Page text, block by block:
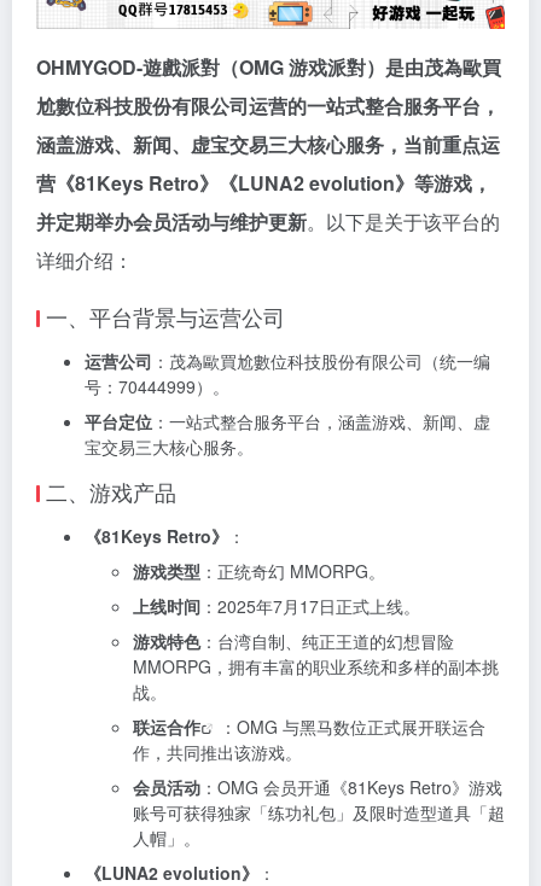
OHMYGOD-遊戲派對（OMG 游戏派對）是由茂為歐買
尬數位科技股份有限公司运营的一站式整合服务平台，
涵盖游戏、新闻、虚宝交易三大核心服务，当前重点运
营《81Keys Retro》《LUNA2 evolution》等游戏，
并定期举办会员活动与维护更新。以下是关于该平台的
详细介绍：
一、平台背景与运营公司
运营公司 ：茂為歐買尬數位科技股份有限公司（统一编
号：70444999）。
平台定位 ：一站式整合服务平台，涵盖游戏、新闻、虚
宝交易三大核心服务。
二、游戏产品
《81Keys Retro》
：
游戏类型 ：正统奇幻 MMORPG。
上线时间 ：2025年7月17日正式上线。
游戏特色：台湾自制、纯正王道的幻想冒险
MMORPG，拥有丰富的职业系统和多样的副本挑
战。
联运合作
：OMG 与黑马数位正式展开联运合
作，共同推出该游戏。
会员活动 ：OMG 会员开通《81Keys Retro》游戏
账号可获得独家「练功礼包」及限时造型道具「超
人帽」。
《LUNA2 evolution》
：